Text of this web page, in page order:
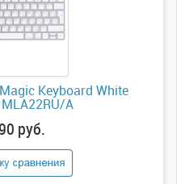
Keyboard White
A
руб.